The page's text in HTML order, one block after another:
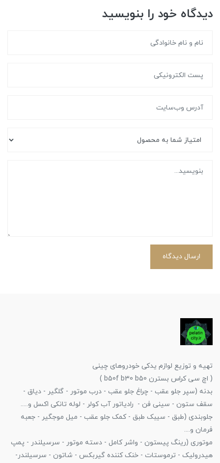
دیدگاه خود را بنویسید
ارسال دیدگاه
تهیه و توزیع لوازم یدکی خودروهای چینی
( اچ سی کراس بسترن b50f b30 b50 )
بدنه (سپر جلو عقب - چراغ جلو عقب - درب موتور - گلگیر - دیاق -
سقف ستون - سینی فن - رادیاتور آب کولر - لوله تانکی اکسل و.....
جلوبندی (طبق - سیبک طبق - کمک جلو عقب - میل موجگیر - جعبه
فرمان و....
موتوری (رینگ پیستون - واشر کامل - دسته موتور - سرسیلندر - پمپ
هیدرولیک - ترموستات - خنک کننده گیربکس - شاتون - سرسیلندر-